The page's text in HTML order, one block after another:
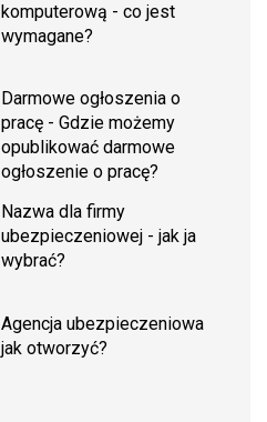
komputerową - co jest
wymagane?
Darmowe ogłoszenia o
pracę - Gdzie możemy
opublikować darmowe
ogłoszenie o pracę?
Nazwa dla firmy
ubezpieczeniowej - jak ja
wybrać?
Agencja ubezpieczeniowa
jak otworzyć?